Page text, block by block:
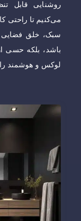
می‌کنیم تا راحتی
سبک، خلق فضایی
باشد، بلکه حسی
لوکس و هوشمند را